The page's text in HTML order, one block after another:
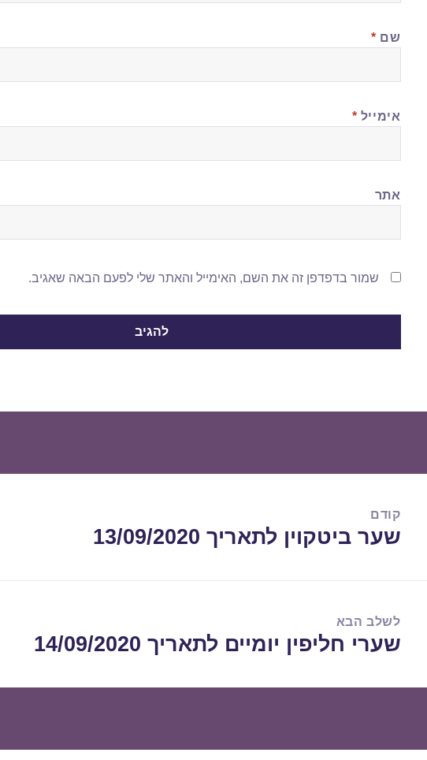
שם *
אימייל *
אתר
שמור בדפדפן זה את השם, האימייל והאתר שלי לפעם הבאה שאגיב.
קודם
הפוסט
שער ביטקוין לתאריך 13/09/2020
לשלב הבא
הפוסט
שערי חליפין יומיים לתאריך 14/09/2020